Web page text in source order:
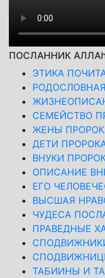
ПОСЛАННИК
ЭТИКА
РОДОСЛОВНАЯ
СЕМЕЙСТВО
ЖЕНЫ
ДЕТИ
ВНУКИ
ОПИСАНИЕ
ЕГО
ВЫСШАЯ
ЧУДЕСА
ПРАВЕДНЫЕ
ТАБИИНЫ И